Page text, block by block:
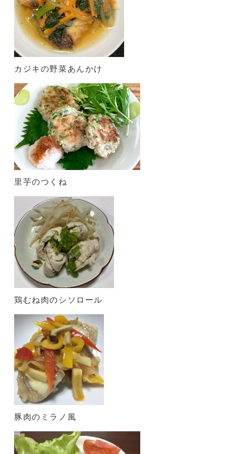
カジキの野菜あんかけ
里芋のつくね
鶏むね肉のシソロール
豚肉のミラノ風